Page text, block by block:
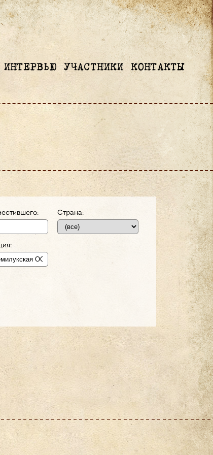
ИНТЕРВЬЮ УЧАСТНИКИ КОНТАКТЫ
Страна: